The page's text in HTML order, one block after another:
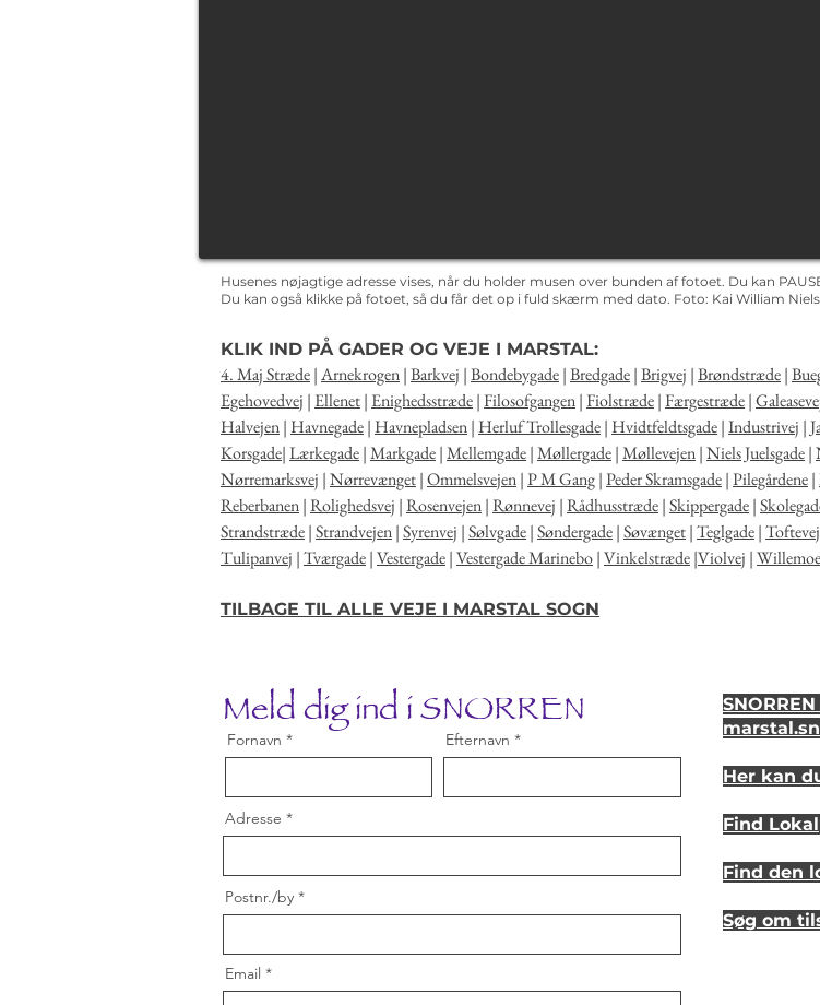
Husenes nøjagtige adresse vises, når du holder musen over bunden af fotoet. Du kan
Du kan også klikke på fotoet, så du får det op i fuld skærm med dato. Foto: Kai William
KLIK IND PÅ GADER OG VEJE I MARSTAL:
4. Maj Stræde|Arnekrogen|Barkvej |Bondebygade|Bredgade|Brigvej |Brøndstræde|
Egehovedvej | Ellenet| Enighedsstræde|Filosofgangen|Fiolstræde|Færgestræde|
Halvejen| Havnegade| Havnepladsen| Herluf Trollesgade| Hvidtfeldtsgade|Industrivej |
Korsgade|Lærkegade|Markgade|Mellemgade|Møllergade|Møllevejen|Niels Juelsgade|
Nørremarksvej |Nørrevænget|Ommelsvejen|P M Gang|Peder Skramsgade|Pilegårdene|
Reberbanen|Rolighedsvej |Rosenvejen|Rønnevej |Rådhusstræde|Skippergade|
Strandstræde|Strandvejen|Syrenvej |Sølvgade|Søndergade|Søvænget|Teglgade|
Tulipanvej |Tværgade|Vestergade|Vestergade Marinebo|Vinkelstræde|Violvej |
TILBAGE TIL ALLE VEJE I MARSTAL SOGN
Meld dig ind i SNORREN
Fornavn Efternavn
Adresse
Postnr./by
Email
Her kan
Find
Find den
Søg om